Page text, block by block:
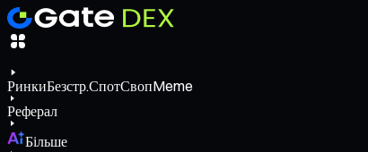
РинкиБезстр.СпотСвопMeme
Реферал
Більше